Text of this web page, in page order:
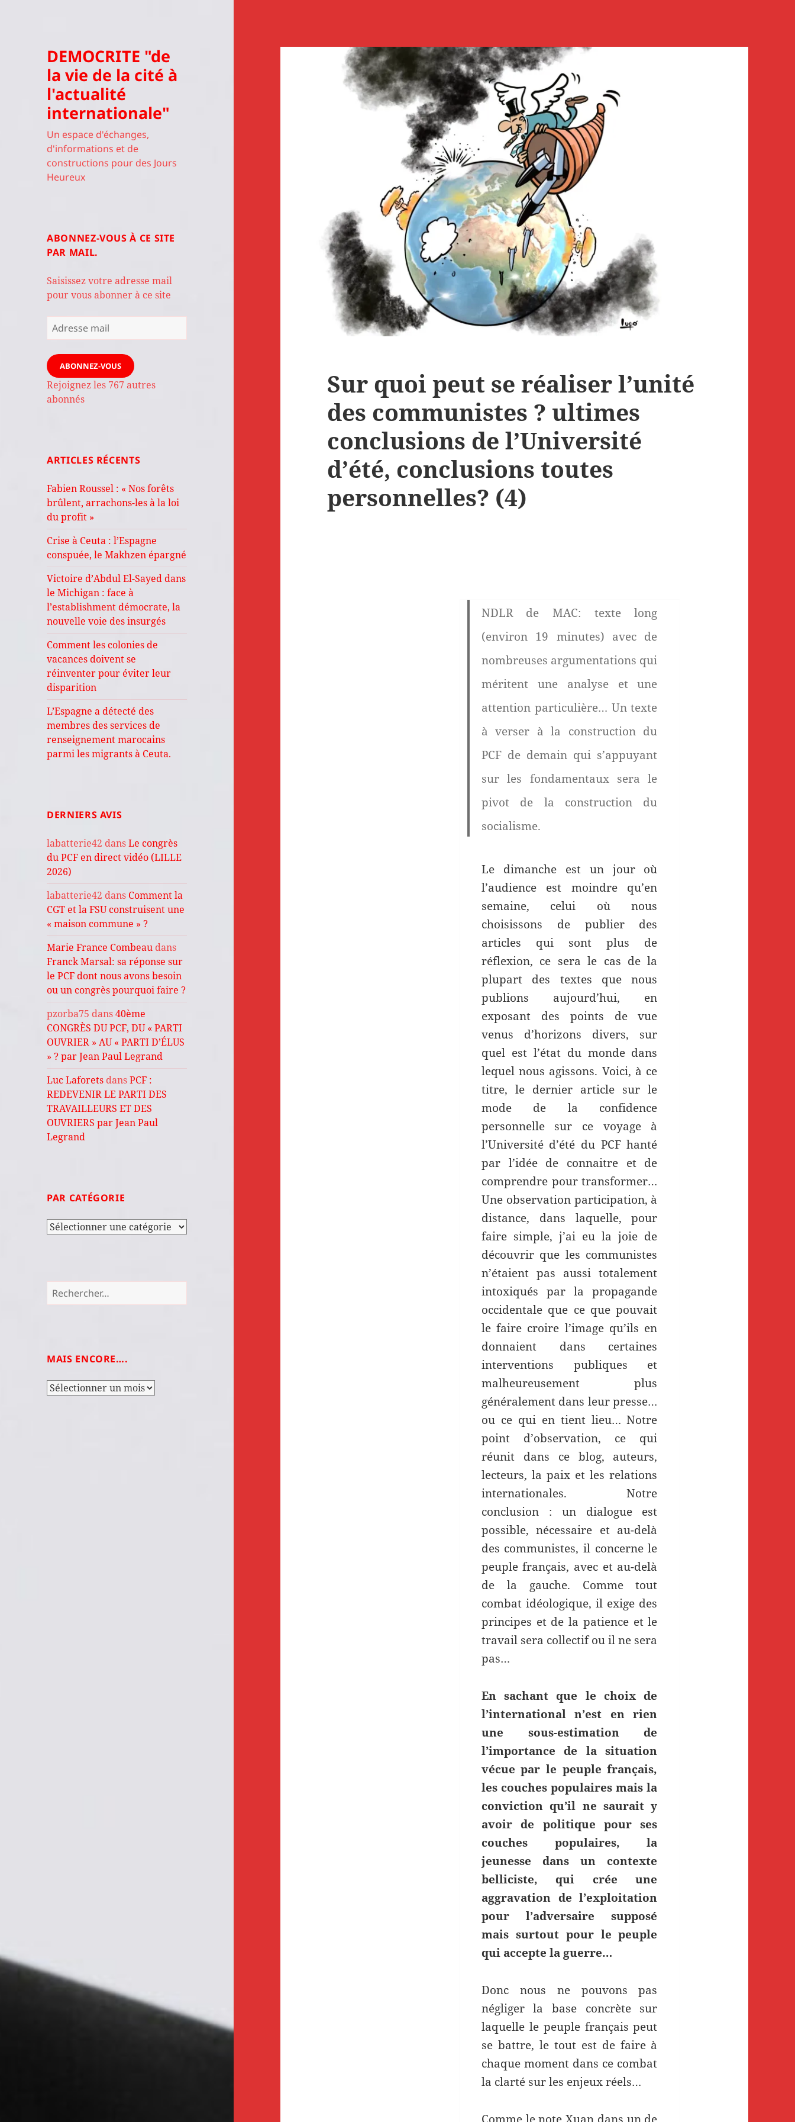
DEMOCRITE "de
la vie de la cité à
l'actualité
internationale"
Un espace d'échanges,
d'informations et de
constructions pour des Jours
Heureux
ABONNEZ-VOUS À CE SITE
PAR MAIL.
Saisissez votre adresse mail
pour vous abonner à ce site
Adresse
mail
ABONNEZ-VOUS
Rejoignez les 767 autres
abonnés
ARTICLES RÉCENTS
Fabien Roussel : « Nos forêts
brûlent, arrachons-les à la loi
du profit »
Crise à Ceuta : l’Espagne
conspuée, le Makhzen épargné
Victoire d’Abdul El-Sayed dans
le Michigan : face à
l’establishment démocrate, la
nouvelle voie des insurgés
Comment les colonies de
vacances doivent se
réinventer pour éviter leur
disparition
L’Espagne a détecté des
membres des services de
renseignement marocains
parmi les migrants à Ceuta.
DERNIERS AVIS
labatterie42 dansLe congrès
du PCF en direct vidéo (LILLE
2026)
labatterie42 dans Comment la
CGT et la FSU construisent une
« maison commune » ?
Marie France Combeau dans
Franck Marsal: sa réponse sur
le PCF dont nous avons besoin
ou un congrès pourquoi faire ?
pzorba75 dans40ème
CONGRÈS DU PCF, DU « PARTI
OUVRIER » AU « PARTI D’ÉLUS
» ? par Jean Paul Legrand
Luc Laforets dansPCF :
REDEVENIR LE PARTI DES
TRAVAILLEURS ET DES
OUVRIERS par Jean Paul
Legrand
PAR CATÉGORIE
Par
Rechercher :
MAIS ENCORE….
Mais
Sur quoi peut se réaliser l’unité
des communistes ? ultimes
conclusions de l’Université
d’été, conclusions toutes
personnelles? (4)
NDLR de MAC: texte long
(environ 19 minutes) avec de
nombreuses argumentations qui
méritent une analyse et une
attention particulière… Un texte
à verser à la construction du
PCF de demain qui s’appuyant
sur les fondamentaux sera le
pivot de la construction du
socialisme.
Le dimanche est un jour où
l’audience est moindre qu’en
semaine, celui où nous
choisissons de publier des
articles qui sont plus de
réflexion, ce sera le cas de la
plupart des textes que nous
publions aujourd’hui, en
exposant des points de vue
venus d’horizons divers, sur
quel est l’état du monde dans
lequel nous agissons. Voici, à ce
titre, le dernier article sur le
mode de la confidence
personnelle sur ce voyage à
l’Université d’été du PCF hanté
par l’idée de connaitre et de
comprendre pour transformer…
Une observation participation, à
distance, dans laquelle, pour
faire simple, j’ai eu la joie de
découvrir que les communistes
n’étaient pas aussi totalement
intoxiqués par la propagande
occidentale que ce que pouvait
le faire croire l’image qu’ils en
donnaient dans certaines
interventions publiques et
malheureusement plus
généralement dans leur presse…
ou ce qui en tient lieu… Notre
point d’observation, ce qui
réunit dans ce blog, auteurs,
lecteurs, la paix et les relations
internationales. Notre
conclusion : un dialogue est
possible, nécessaire et au-delà
des communistes, il concerne le
peuple français, avec et au-delà
de la gauche. Comme tout
combat idéologique, il exige des
principes et de la patience et le
travail sera collectif ou il ne sera
pas…
En sachant que le choix de
l’international n’est en rien
une sous-estimation de
l’importance de la situation
vécue par le peuple français,
les couches populaires mais la
conviction qu’il ne saurait y
avoir de politique pour ses
couches populaires, la
jeunesse dans un contexte
belliciste, qui crée une
aggravation de l’exploitation
pour l’adversaire supposé
mais surtout pour le peuple
qui accepte la guerre…
Donc nous ne pouvons pas
négliger la base concrète sur
laquelle le peuple français peut
se battre, le tout est de faire à
chaque moment dans ce combat
la clarté sur les enjeux réels…